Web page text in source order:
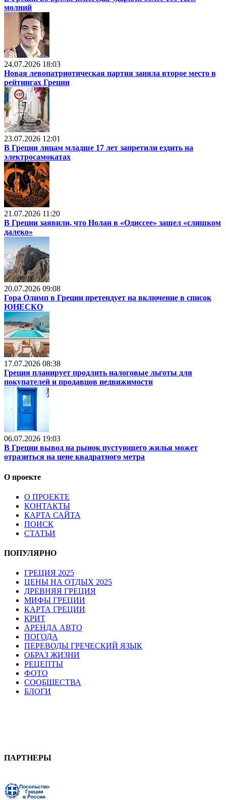
молний
24.07.2026 18:03
Новая левопатриотическая партия заняла второе место в
рейтингах Греции
23.07.2026 12:01
В Греции лицам младше 17 лет запретили ездить на
электросамокатах
21.07.2026 11:20
В Греции заявили, что Нолан в «Одиссее» зашел «слишком
далеко»
20.07.2026 09:08
Гора Олимп в Греции претендует на включение в список
ЮНЕСКО
17.07.2026 08:38
Греция планирует продлить налоговые льготы для
покупателей и продавцов недвижимости
06.07.2026 19:03
В Греции вывод на рынок пустующего жилья может
отразиться на цене квадратного метра
О проекте
О ПРОЕКТЕ
КОНТАКТЫ
КАРТА САЙТА
ПОИСК
СТАТЬИ
ПОПУЛЯРНО
ГРЕЦИЯ 2025
ЦЕНЫ НА ОТДЫХ 2025
ДРЕВНЯЯ ГРЕЦИЯ
МИФЫ ГРЕЦИИ
КАРТА ГРЕЦИИ
КРИТ
АРЕНДА АВТО
ПОГОДА
ПЕРЕВОДЫ ГРЕЧЕСКИЙ ЯЗЫК
ОБРАЗ ЖИЗНИ
РЕЦЕПТЫ
ФОТО
СООБЩЕСТВА
БЛОГИ
ПАРТНЕРЫ